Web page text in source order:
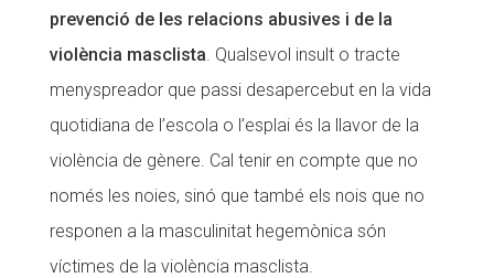
prevenció de les relacions abusives i de la
violència masclista. Qualsevol insult o tracte
menyspreador que passi desapercebut en la vida
quotidiana de l’escola o l’esplai és la llavor de la
violència de gènere. Cal tenir en compte que no
només les noies, sinó que també els nois que no
responen a la masculinitat hegemònica són
víctimes de la violència masclista.